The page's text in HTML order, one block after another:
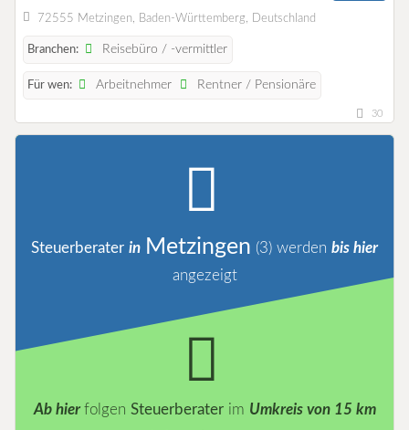
72555 Metzingen, Baden-Württemberg, Deutschland
Branchen: Reisebüro / -vermittler
Für wen: Arbeitnehmer Rentner / Pensionäre
30
Steuerberater in Metzingen (3) werden bis hier
angezeigt
Ab hierfolgen Steuerberaterim Umkreis von 15 km